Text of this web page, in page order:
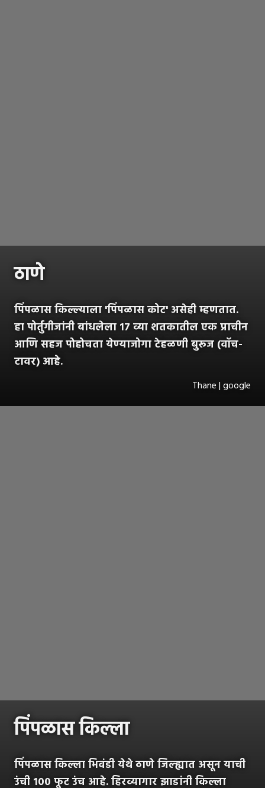
ठाणे
पिंपळास किल्ल्याला 'पिंपळास कोट' असेही म्हणतात.
हा पोर्तुगीजांनी बांधलेला १७ व्या शतकातील एक प्राचीन
आणि सहज पोहोचता येण्याजोगा टेहळणी बुरूज (वॉच-
टावर) आहे.
Thane | google
पिंपळास किल्ला
पिंपळास किल्ला भिवंडी येथे ठाणे जिल्ह्यात असून याची
उंची १०० फूट उंच आहे. हिरव्यागार झाडांनी किल्ला